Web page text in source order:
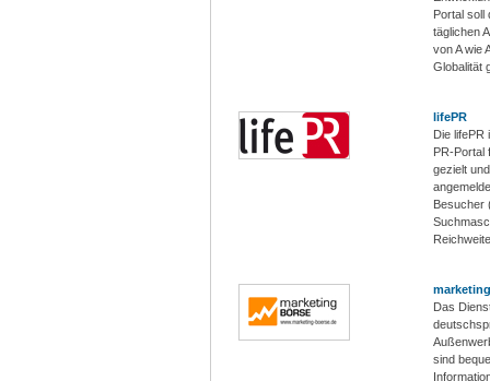
Portal soll
täglichen
von A wie
Globalität
lifePR
Die lifePR
PR-Portal
gezielt
Besucher
Das
sind